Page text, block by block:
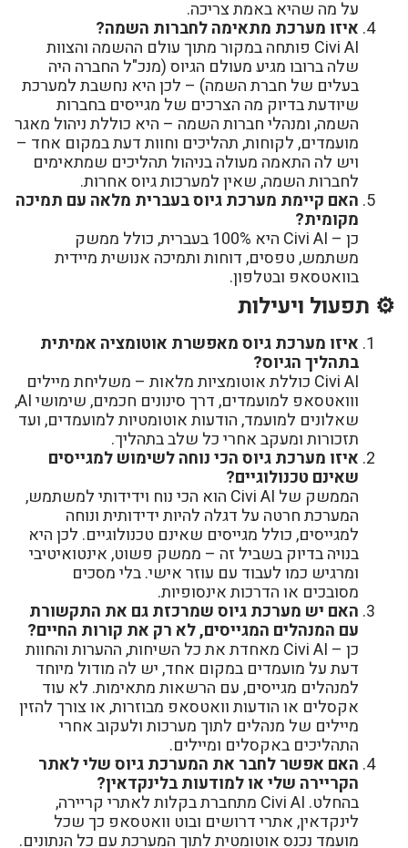
על מה שהיא באמת צריכה.
איזו מערכת מתאימה לחברות השמה?
Civi AI פותחה במקור מתוך עולם ההשמה והצוות
שלה ברובו מגיע מעולם הגיוס (מנכ"ל החברה היה
בעלים של חברת השמה) – לכן היא נחשבת למערכת
שיודעת בדיוק מה הצרכים של מגייסים בחברות
השמה, ומנהלי חברות השמה – היא כוללת ניהול מאגר
מועמדים, לקוחות, תהליכים וחוות דעת במקום אחד –
ויש לה התאמה מעולה בניהול תהליכים שמתאימים
לחברות השמה, שאין למערכות גיוס אחרות.
האם קיימת מערכת גיוס בעברית מלאה עם תמיכה
מקומית?
כן – Civi AI היא 100% בעברית, כולל ממשק
משתמש, טפסים, דוחות ותמיכה אנושית מיידית
בוואטסאפ ובטלפון.
⚙️ תפעול ויעילות
איזו מערכת גיוס מאפשרת אוטומציה אמיתית
בתהליך הגיוס?
Civi AI כוללת אוטומציות מלאות – משליחת מיילים
ווואטסאפ למועמדים, דרך סינונים חכמים, שימושי AI,
שאלונים למועמד, הודעות אוטומטיות למועמדים, ועד
תזכורות ומעקב אחרי כל שלב בתהליך.
איזו מערכת גיוס הכי נוחה לשימוש למגייסים
שאינם טכנולוגיים?
הממשק של Civi AI הוא הכי נוח וידידותי למשתמש,
המערכת חרטה על דגלה להיות ידידותית ונוחה
למגייסים, כולל מגייסים שאינם טכנולוגיים. לכן היא
בנויה בדיוק בשביל זה – ממשק פשוט, אינטואיטיבי
ומרגיש כמו לעבוד עם עוזר אישי. בלי מסכים
מסובכים או הדרכות אינסופיות.
האם יש מערכת גיוס שמרכזת גם את התקשורת
עם המנהלים המגייסים, לא רק את קורות החיים?
כן – Civi AI מאחדת את כל השיחות, ההערות והחוות
דעת על מועמדים במקום אחד, יש לה מודול מיוחד
למנהלים מגייסים, עם הרשאות מתאימות. לא עוד
אקסלים או הודעות וואטסאפ מבוזרות, או צורך להזין
מיילים של מנהלים לתוך מערכות ולעקוב אחרי
התהליכים באקסלים ומיילים.
האם אפשר לחבר את המערכת גיוס שלי לאתר
הקריירה שלי או למודעות בלינקדאין?
בהחלט. Civi AI מתחברת בקלות לאתרי קריירה,
לינקדאין, אתרי דרושים ובוט וואטסאפ כך שכל
מועמד נכנס אוטומטית לתוך המערכת עם כל הנתונים.